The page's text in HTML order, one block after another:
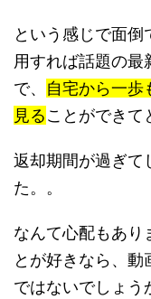
という感じで面倒
用すれば話題の最
で、 自宅から一歩
見ることができて
返却期間が過ぎて
た。。
なんて心配もあり
とが好きなら、動
ではないでしょう